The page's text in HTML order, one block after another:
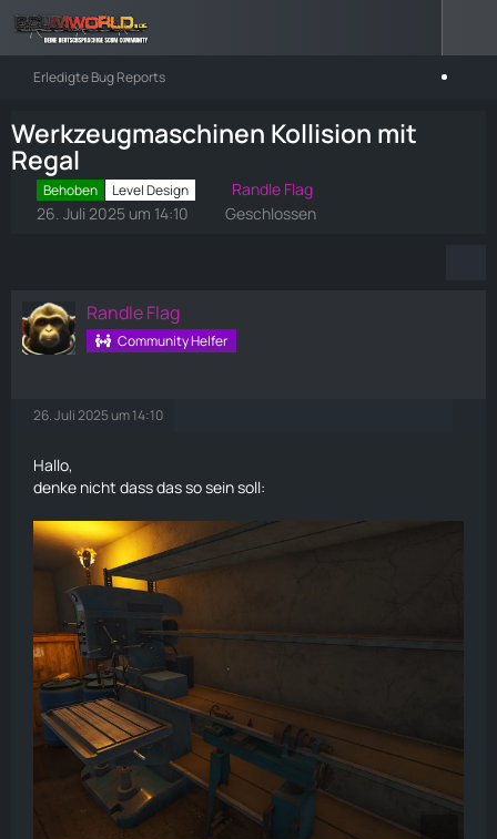
Erledigte Bug Reports
Werkzeugmaschinen Kollision mit
Regal
Behoben Level Design
Randle Flag
26. Juli 2025 um 14:10
Geschlossen
Randle Flag
Community Helfer
26. Juli 2025 um 14:10
Hallo,
denke nicht dass das so sein soll: